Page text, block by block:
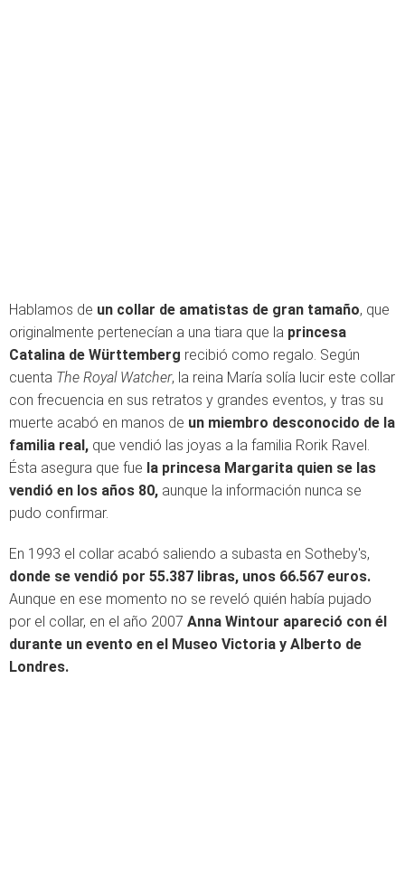
Hablamos de un collar de amatistas de gran tamaño, que
originalmente pertenecían a una tiara que la princesa
Catalina de Württemberg recibió como regalo. Según
cuenta The Royal Watcher, la reina María solía lucir este collar
con frecuencia en sus retratos y grandes eventos, y tras su
muerte acabó en manos de un miembro desconocido de la
familia real, que vendió las joyas a la familia Rorik Ravel.
Ésta asegura que fue la princesa Margarita quien se las
vendió en los años 80, aunque la información nunca se
pudo confirmar.
En 1993 el collar acabó saliendo a subasta en Sotheby's,
donde se vendió por 55.387 libras, unos 66.567 euros.
Aunque en ese momento no se reveló quién había pujado
por el collar, en el año 2007 Anna Wintour apareció con él
durante un evento en el Museo Victoria y Alberto de
Londres.